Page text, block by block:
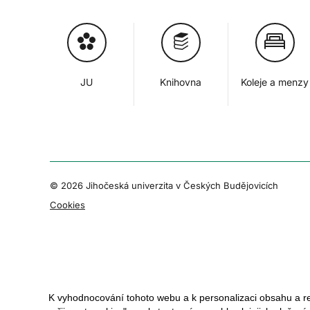
JU Knihovna Koleje a menzy
© 2026 Jihočeská univerzita v Českých Budějovicích
Cookies
K vyhodnocování tohoto webu a k personalizaci obsahu a